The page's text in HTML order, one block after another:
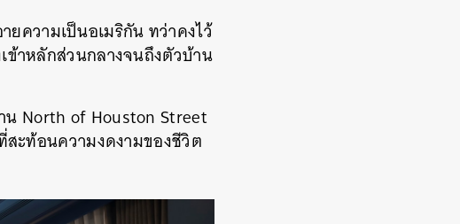
ความเป็นอเมริกัน ทว่าคงไว้
ข้าหลักส่วนกลางจนถึงตัวบ้าน
North of Houston Street
ะท้อนความงดงามของชีวิต